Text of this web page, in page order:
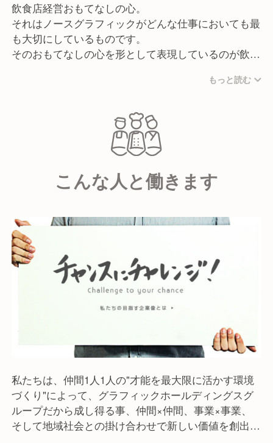
飲食店経営おもてなしの心。
それはノースグラフィックがどんな仕事においても最
も大切にしているものです。
そのおもてなしの心を形として表現しているのが飲食
デザイン会社ならではの店舗空間のイメージ作りと、
様からご支持を頂いております。
ここでしか食べられない料理、ここでしか飲めないお
酒、ここでしか感じられない空間、
ここでしか会えない人、ここでしか感じられない非日
するスタッフの笑顔、接客。
そのすべてを五感でお客様に楽しんで頂きたい、お客
様にいつもちょっとしたワクワクを
感じていただきたい、そう考えています。
▶インバウンド専門店企画、運営
インバウンド需要に対して、飲食店企画・運営で培
他事業との連携による店舗設営、営業、宣伝等によ
り質の高い団体旅行向けの
予約専門ビュッフェレストラン事業を展開していま
す。
- ジャパニーズビュッフェダイニング 伝
- ワガママシャブシャブTOKYO 浅草店
もっと読む
こんな人と働きます
私たちは、仲間1人1人の"才能を最大限に活かす環境
づくり"によって、グラフィックホールディングスグ
ループだから成し得る事、仲間×仲間、事業×事業、
そして地域社会との掛け合わせで新しい価値を創出し